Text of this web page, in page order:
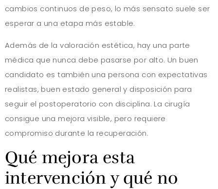
cambios continuos de peso, lo más sensato suele ser
esperar a una etapa más estable.
Además de la valoración estética, hay una parte
médica que nunca debe pasarse por alto. Un buen
candidato es también una persona con expectativas
realistas, buen estado general y disposición para
seguir el postoperatorio con disciplina. La cirugía
consigue una mejora visible, pero requiere
compromiso durante la recuperación.
Qué mejora esta
intervención y qué no